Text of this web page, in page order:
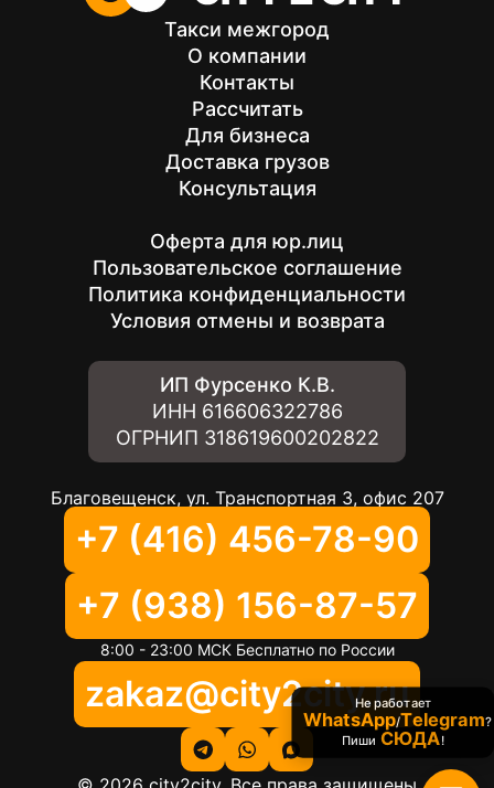
Такси межгород
О компании
Контакты
Рассчитать
Для бизнеса
Доставка грузов
Консультация
Оферта для юр.лиц
Пользовательское соглашение
Политика конфиденциальности
Условия отмены и возврата
ИП Фурсенко К.В.
ИНН 616606322786
ОГРНИП 318619600202822
Благовещенск, ул. Транспортная 3, офис 207
+7 (416) 456-78-90
+7 (938) 156-87-57
8:00 - 23:00 МСК Бесплатно по России
zakaz@city2city.ru
Не работает
WhatsApp/Telegram?
Пиши СЮДА!